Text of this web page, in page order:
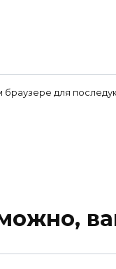
браузере для